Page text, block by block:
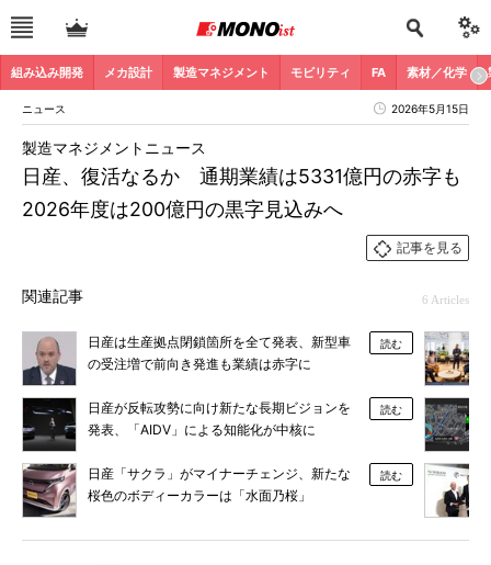
組み込み開発 メカ設計 製造マネジメント モビリティ FA 素材／化学
ニュース 2026年5月15日
日産、復活なるか 通期業績は5331億円の赤字も
2026年度は200億円の黒字見込みへ
製造マネジメントニュース
記事を見る
関連記事 6 Articles
日産は生産拠点閉鎖箇所を全て発表、新型車
の受注増で前向き発進も業績は赤字に
読む
日産が反転攻勢に向け新たな長期ビジョンを
発表、「AIDV」による知能化が中核に
読む
日産「サクラ」がマイナーチェンジ、新たな
桜色のボディーカラーは「水面乃桜」
読む